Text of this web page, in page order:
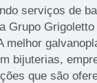
serviços de
Grupo
melhor
bijuterias,
que são